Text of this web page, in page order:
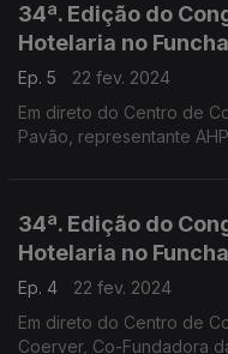
34ª. Edição do
Hotelaria no
Ep. 5
22 fev. 2024
Em direto do Centro de
Pavão, representante
34ª. Edição do
Hotelaria no
Ep. 4
22 fev. 2024
Em direto do Centro de
Coerver, Co-Fundadora